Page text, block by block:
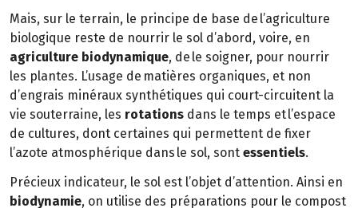
Mais, sur le terrain, le principe de base de l’agriculture
biologique reste de nourrir le sol d’abord, voire, en
agriculture biodynamique, de le soigner, pour nourrir
les plantes. L’usage de matières organiques, et non
d’engrais minéraux synthétiques qui court-circuitent la
vie souterraine, les rotations dans le temps et l’espace
de cultures, dont certaines qui permettent de fixer
l’azote atmosphérique dans le sol, sont essentiels.
Précieux indicateur, le sol est l’objet d’attention. Ainsi en
biodynamie, on utilise des préparations pour le compost